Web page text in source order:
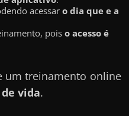
acessaro dia que e a
poiso acesso é
um treinamento online
vida.